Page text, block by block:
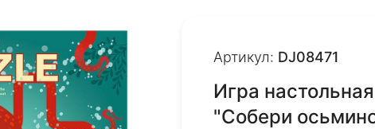
Артикул: DJ08471
Игра
"Собери